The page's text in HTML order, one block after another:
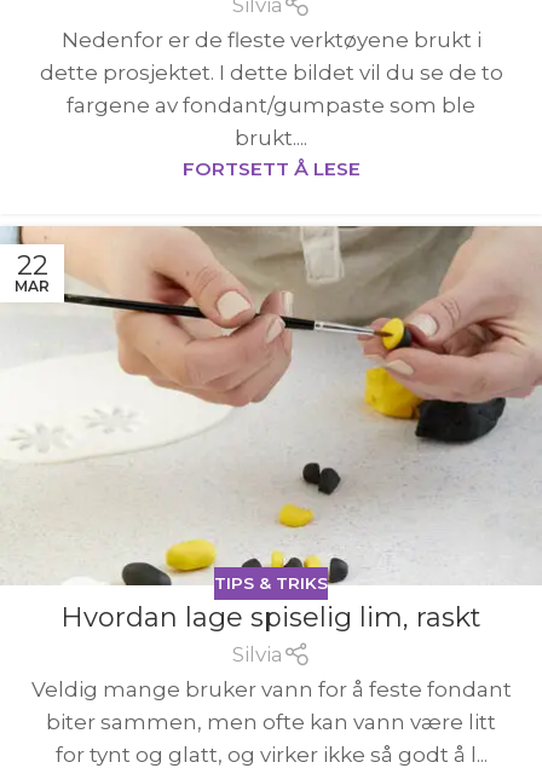
Silvia
Nedenfor er de fleste verktøyene brukt i
dette prosjektet. I dette bildet vil du se de to
fargene av fondant/gumpaste som ble
brukt....
FORTSETT Å LESE
22
MAR
TIPS & TRIKS
Hvordan lage spiselig lim, raskt
Silvia
Veldig mange bruker vann for å feste fondant
biter sammen, men ofte kan vann være litt
for tynt og glatt, og virker ikke så godt å l...